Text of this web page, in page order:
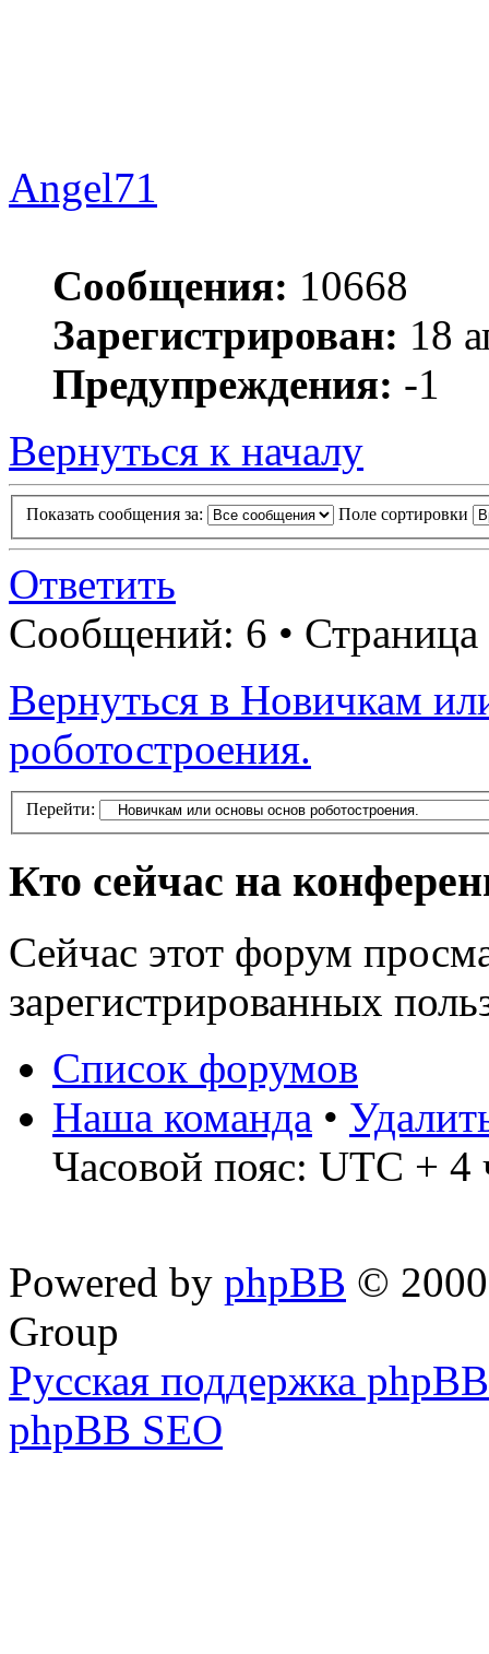
Angel71
Сообщения: 10668
Зарегистрирован: 18
Предупреждения: -1
Вернуться к началу
Показать сообщения за: Поле сортировки
Ответить
Сообщений: 6 • Страница
Вернуться в Новичкам
роботостроения.
Перейти:
Кто сейчас на
Сейчас этот форум
зарегистрированных
Список форумов
Наша команда •
Часовой пояс: UTC + 4
Powered by phpBB ©
Group
Русская поддержка phpBB
phpBB SEO